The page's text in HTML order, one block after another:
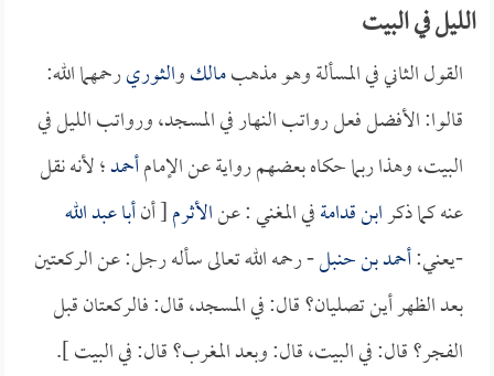
الليل في البيت
القول الثاني في المسألة وهو مذهبمالكوالثوريرحمهما الله:
قالوا: الأفضل فعل رواتب النهار في المسجد، ورواتب الليل في
البيت، وهذا ربما حكاه بعضهم رواية عن الإمامأحمد؛ لأنه نقل
عنه كما ذكرابن قدامةفي المغني : عنالأثرم[ أنأبا عبد الله
-يعني:أحمد بن حنبل- رحمه الله تعالى سأله رجل: عن الركعتين
بعد الظهر أين تصليان؟ قال: في المسجد، قال: فالركعتان قبل
الفجر؟ قال: في البيت، قال: وبعد المغرب؟ قال: في البيت ].